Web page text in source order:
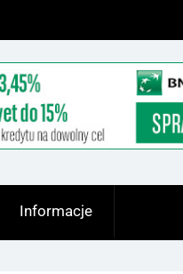
Informacje